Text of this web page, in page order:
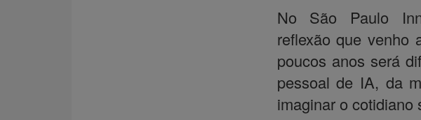
No São Paulo
reflexão que venho
poucos anos será
pessoal de IA, da
imaginar o cotidiano